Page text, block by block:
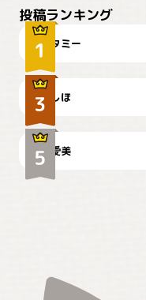
投稿ランキング
タミー
お弁当になりたいにゃ😽
しほ
かわいい毛玉つき
爱美